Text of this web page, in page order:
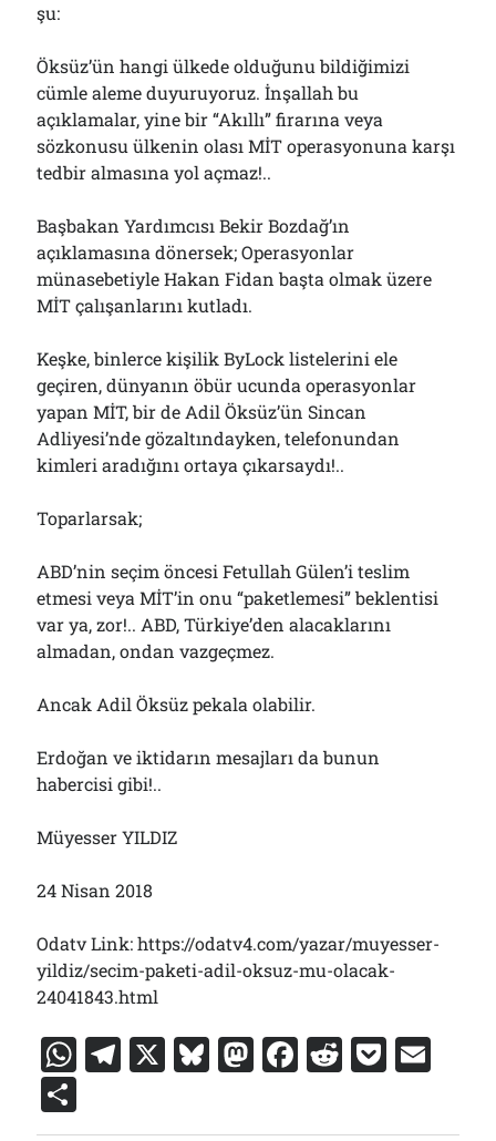
şu:
Öksüz’ün hangi ülkede olduğunu bildiğimizi
cümle aleme duyuruyoruz. İnşallah bu
açıklamalar, yine bir “Akıllı” firarına veya
sözkonusu ülkenin olası MİT operasyonuna karşı
tedbir almasına yol açmaz!..
Başbakan Yardımcısı Bekir Bozdağ’ın
açıklamasına dönersek; Operasyonlar
münasebetiyle Hakan Fidan başta olmak üzere
MİT çalışanlarını kutladı.
Keşke, binlerce kişilik ByLock listelerini ele
geçiren, dünyanın öbür ucunda operasyonlar
yapan MİT, bir de Adil Öksüz’ün Sincan
Adliyesi’nde gözaltındayken, telefonundan
kimleri aradığını ortaya çıkarsaydı!..
Toparlarsak;
ABD’nin seçim öncesi Fetullah Gülen’i teslim
etmesi veya MİT’in onu “paketlemesi” beklentisi
var ya, zor!.. ABD, Türkiye’den alacaklarını
almadan, ondan vazgeçmez.
Ancak Adil Öksüz pekala olabilir.
Erdoğan ve iktidarın mesajları da bunun
habercisi gibi!..
Müyesser YILDIZ
24 Nisan 2018
Odatv Link: https://odatv4.com/yazar/muyesser-
yildiz/secim-paketi-adil-oksuz-mu-olacak-
24041843.html
W
at
T
e
X Bl
e
M
st
F
c
R
d
P
c ai
h